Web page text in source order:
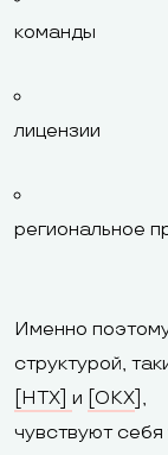
команды
лицензии
региональное
Именно
структурой,
HTX] и OKX ],
чувствуют